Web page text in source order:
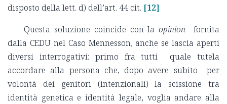
disposto della lett. d) dell’art. 44 cit. [12]
Questa soluzione coincide con laopinion
fornita
dalla CEDU nel Caso Mennesson, anche se lascia aperti
diversi interrogativi: primo fra tutti quale tutela
accordare alla persona che, dopo avere subito per
volontà dei genitori (intenzionali) la scissione tra
identità genetica e identità legale, voglia andare alla